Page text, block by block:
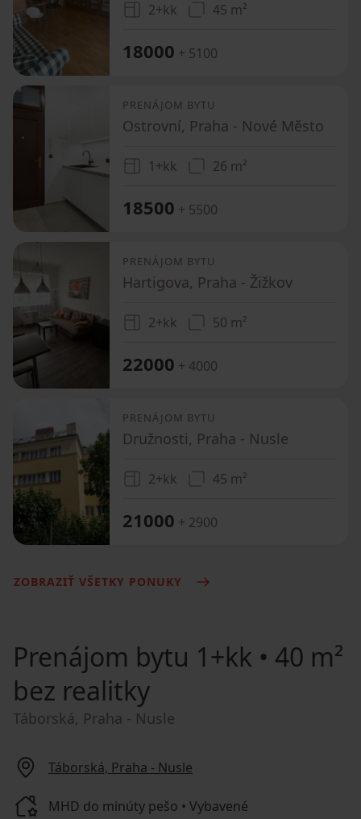
2+kk 45 m²
18000 + 5100
PRENÁJOM BYTU
Ostrovní, Praha - Nové Město
1+kk 26 m²
18500 + 5500
PRENÁJOM BYTU
Hartigova, Praha - Žižkov
2+kk 50 m²
22000 + 4000
PRENÁJOM BYTU
Družnosti, Praha - Nusle
2+kk 45 m²
21000 + 2900
ZOBRAZIŤ VŠETKY PONUKY
Prenájom bytu 1+kk • 40 m²
bez realitky
Táborská, Praha - Nusle
Táborská, Praha - Nusle
MHD do minúty pešo • Vybavené